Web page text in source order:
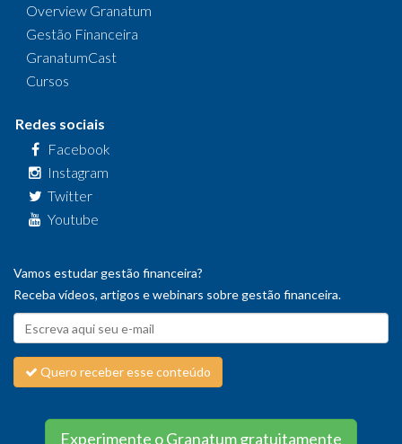
Overview Granatum
Gestão Financeira
GranatumCast
Cursos
Redes sociais
Facebook
Instagram
Twitter
Youtube
Vamos estudar gestão financeira?
Receba vídeos, artigos e webinars sobre gestão financeira.
Quero receber esse conteúdo
Experimente o Granatum gratuitamente